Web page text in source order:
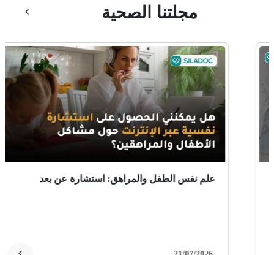
ضمور عصبي ألمي
ألزهايمر (مرض)
انقطاع الحيض
استسقاء عام
مجلتنا الصحية
آلام الظهر: لماذا يعد التحرك أفضل علاج لك عكس ما